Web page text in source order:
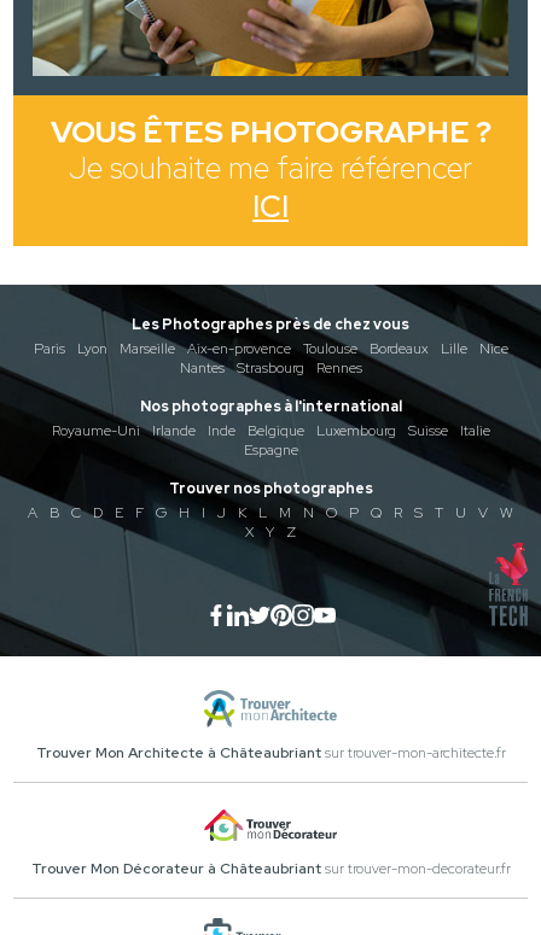
VOUS ÊTES PHOTOGRAPHE ?
Je souhaite me faire référencer
ICI
Les Photographes près de chez vous
Paris
Lyon Marseille Aix-en-provence Toulouse Bordeaux Lille
Nice
Nantes
Strasbourg
Rennes
Nos photographes à l'international
Royaume-Uni
Irlande Inde Belgique Luxembourg Suisse
Italie
Espagne
Trouver nos photographes
A
B C D E F G H I J K L M N O P Q R S T U V
W
X
Y Z
Trouver Mon Architecte à Châteaubriantsur trouver-mon-architecte.fr
Trouver Mon Décorateur à Châteaubriantsur trouver-mon-decorateur.fr